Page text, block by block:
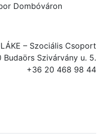
Dombóváron
– Szociális Csoport
Budaörs Szivárvány u. 5.
+36 20 468 98 44